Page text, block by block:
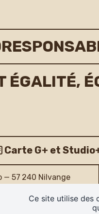
Ce site utilise des
ÉGALITÉ,
Carte G+ et
— 57 240 Nilvange